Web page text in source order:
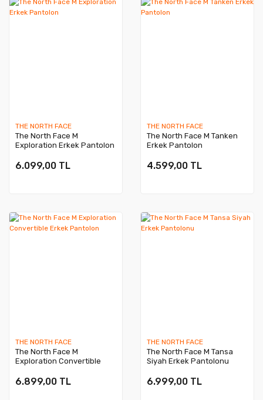
THE NORTH FACE
The North Face M
Exploration Erkek Pantolon
6.099,00 TL
THE NORTH FACE
The North Face M Tanken
Erkek Pantolon
4.599,00 TL
THE NORTH FACE
The North Face M
Exploration Convertible
6.899,00 TL
THE NORTH FACE
The North Face M Tansa
Siyah Erkek Pantolonu
6.999,00 TL